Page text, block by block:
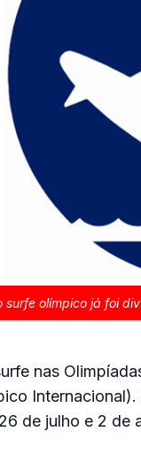
surfe olímpico já foi
nas
de julho e 2 de